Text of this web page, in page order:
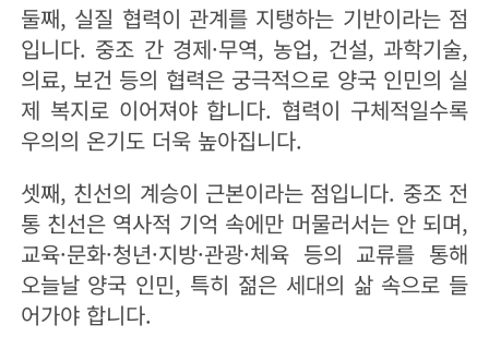
둘째, 실질 협력이 관계를 지탱하는 기반이라는 점
입니다. 중조 간 경제·무역, 농업, 건설, 과학기술,
의료, 보건 등의 협력은 궁극적으로 양국 인민의 실
제 복지로 이어져야 합니다. 협력이 구체적일수록
우의의 온기도 더욱 높아집니다.
셋째, 친선의 계승이 근본이라는 점입니다. 중조 전
통 친선은 역사적 기억 속에만 머물러서는 안 되며,
교육·문화·청년·지방·관광·체육 등의 교류를 통해
오늘날 양국 인민, 특히 젊은 세대의 삶 속으로 들
어가야 합니다.